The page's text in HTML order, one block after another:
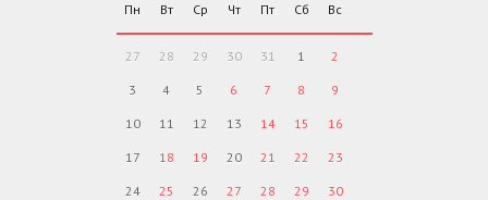
Пн Вт Ср Чт Пт Сб Вс
27 28 29 30 31 1 2
3 4 5 6 7 8 9
10 11 12 13 14 15 16
17 18 19 20 21 22 23
24 25 26 27 28 29 30